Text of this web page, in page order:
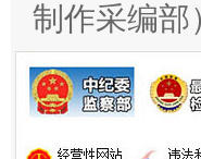
制作采编部